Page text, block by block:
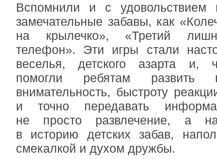
Вспомнили и с удовольствием
замечательные забавы, как
на крылечко», «Третий
телефон». Эти игры стали
веселья, детского азарта и,
помогли ребятам развить
внимательность, быстроту
и точно передавать
не просто развлечение, а
в историю детских забав,
смекалкой и духом дружбы.